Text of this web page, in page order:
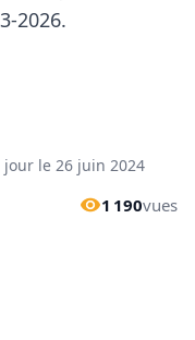
2026.
jour le 26 juin 2024
1 190vues